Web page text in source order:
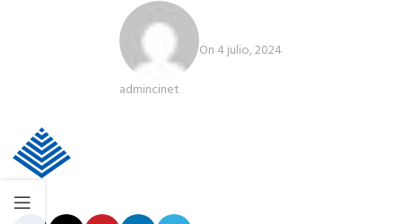
admincinet
On 4 julio, 2024